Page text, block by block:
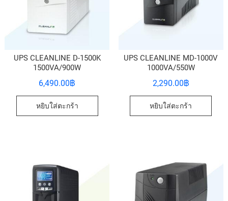
UPS CLEANLINE D-1500K
1500VA/900W
6,490.00฿
หยิบใส่ตะกร้า
UPS CLEANLINE MD-1000V
1000VA/550W
2,290.00฿
หยิบใส่ตะกร้า